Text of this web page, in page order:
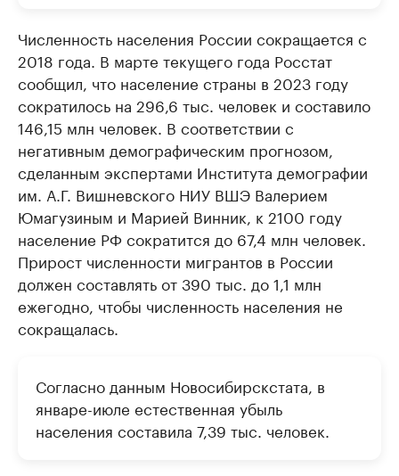
Численность населения России сокращается с
2018 года. В марте текущего года Росстат
сообщил, что население страны в 2023 году
сократилось на 296,6 тыс. человек и составило
146,15 млн человек. В соответствии с
негативным демографическим прогнозом,
сделанным экспертами Института демографии
им. А.Г. Вишневского НИУ ВШЭ Валерием
Юмагузиным и Марией Винник, к 2100 году
население РФ сократится до 67,4 млн человек.
Прирост численности мигрантов в России
должен составлять от 390 тыс. до 1,1 млн
ежегодно, чтобы численность населения не
сокращалась.
Согласно данным Новосибирскстата, в
январе-июле естественная убыль
населения составила 7,39 тыс. человек.